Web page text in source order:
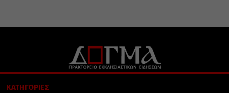
ΚΑΤΗΓΟΡΙΕΣ